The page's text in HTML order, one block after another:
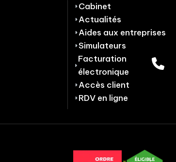
Cabinet
Actualités
Aides aux entreprises
Simulateurs
Facturation
électronique
Accès client
RDV en ligne